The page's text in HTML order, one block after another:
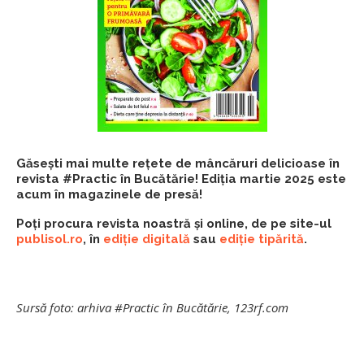
Găsești mai multe rețete de mâncăruri delicioase în
revista #Practic în Bucătărie! Ediția martie 2025 este
acum în magazinele de presă!
Poți procura revista noastră și online, de pe site-ul
publisol.ro, în ediție digitală sau ediție tipărită.
Sursă foto: arhiva #Practic în Bucătărie, 123rf.com